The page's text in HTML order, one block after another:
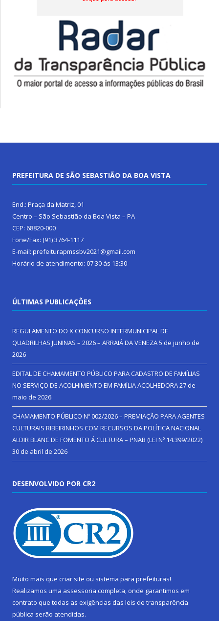
PREFEITURA DE SÃO SEBASTIÃO DA BOA VISTA
End.: Praça da Matriz, 01
Centro – São Sebastião da Boa Vista – PA
CEP: 68820-000
Fone/Fax: (91) 3764-1117
E-mail: prefeiturapmssbv2021@gmail.com
Horário de atendimento: 07:30 às 13:30
ÚLTIMAS PUBLICAÇÕES
REGULAMENTO DO X CONCURSO INTERMUNICIPAL DE
QUADRILHAS JUNINAS – 2026 – ARRAIÁ DA VENEZA5 de junho de
2026
EDITAL DE CHAMAMENTO PÚBLICO PARA CADASTRO DE FAMÍLIAS
NO SERVIÇO DE ACOLHIMENTO EM FAMÍLIA ACOLHEDORA27 de
maio de 2026
CHAMAMENTO PÚBLICO Nº 002/2026 – PREMIAÇÃO PARA AGENTES
CULTURAIS RIBEIRINHOS COM RECURSOS DA POLÍTICA NACIONAL
ALDIR BLANC DE FOMENTO Á CULTURA – PNAB (LEI Nº 14.399/2022)
30 de abril de 2026
DESENVOLVIDO POR CR2
Muito mais que criar site ou sistema para prefeituras!
Realizamos uma assessoria completa, onde garantimos em
contrato que todas as exigências das leis de transparência
pública serão atendidas.